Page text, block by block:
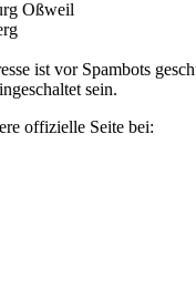
Oßweil
ist vor Spambots
sein.
offizielle Seite bei: